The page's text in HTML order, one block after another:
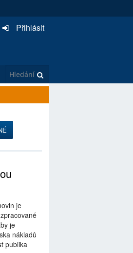
Přihlásit
je
je
nákladů
publika